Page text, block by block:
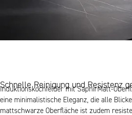
Schnelle Reinigung und Resistenz
Induktionskochfelder mit SaphirMatt-
eine minimalistische Eleganz, die alle
mattschwarze Oberfläche ist zudem